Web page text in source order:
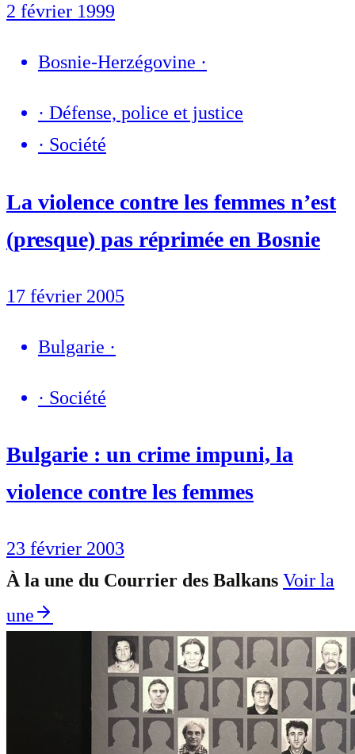
2 février 1999
Bosnie-Herzégovine ·
· Défense, police et justice
· Société
La violence contre les femmes n’est
(presque) pas réprimée en Bosnie
17 février 2005
Bulgarie ·
· Société
Bulgarie : un crime impuni, la
violence contre les femmes
23 février 2003
À la une du Courrier des Balkans Voir la
une